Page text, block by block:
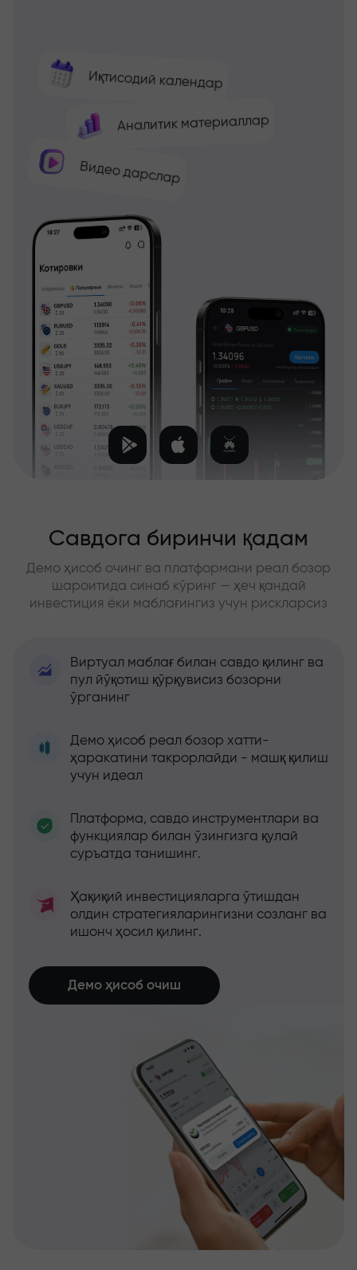
Иқтисодий календар
Аналитик материаллар
Видео дарслар
Савдога биринчи қадам
Демо ҳисоб очинг ва платформани реал бозор
шароитида синаб кўринг — ҳеч қандай
инвестиция ёки маблағингиз учун рискларсиз
Виртуал маблағ билан савдо қилинг ва
пул йўқотиш қўрқувисиз бозорни
ўрганинг
Демо ҳисоб реал бозор хатти-
ҳаракатини такрорлайди - машқ қилиш
учун идеал
Платформа, савдо инструментлари ва
функциялар билан ўзингизга қулай
суръатда танишинг.
Ҳақиқий инвестицияларга ўтишдан
олдин стратегияларингизни созланг ва
ишонч ҳосил қилинг.
Демо ҳисоб очиш